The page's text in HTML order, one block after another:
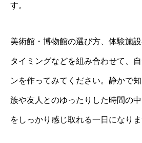
す。
美術館・博物館の選び方、体験施
タイミングなどを組み合わせて、
ンを作ってみてください。静かで
族や友人とのゆったりした時間の
をしっかり感じ取れる一日になりま